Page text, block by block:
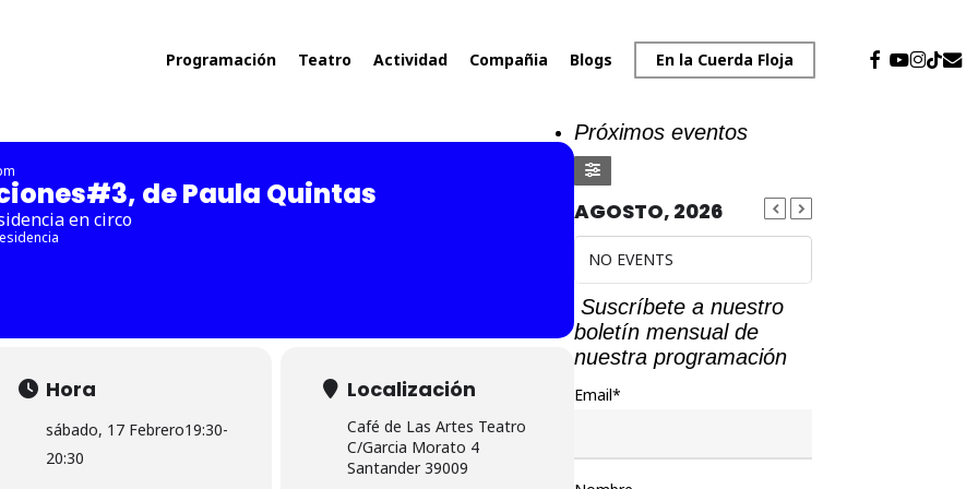
Programación Teatro Actividad Compañia Blogs En la Cuerda Floja facebook
youtube
tiktok
de Paula Quintas
en circo
Hora
sábado, 17 Febrero19:30-
20:30
Localización
Café de Las Artes Teatro
C/Garcia Morato 4
Santander 39009
Próximos eventos
AGOSTO, 2026
NO EVENTS
Suscríbete a nuestro
boletín mensual de
nuestra programación
Email*